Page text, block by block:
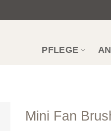
PFLEGE
Mini Fan